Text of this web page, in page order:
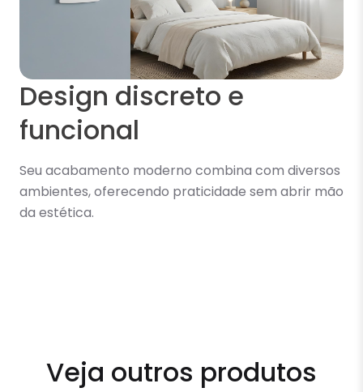
Design discreto e
funcional
Seu acabamento moderno combina com diversos
ambientes, oferecendo praticidade sem abrir mão
da estética.
Veja outros produtos